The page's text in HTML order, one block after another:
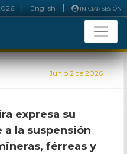
| English | INICIAR SESIÓN
Junio 2 de 2026
expresa su
la suspensión
férreas y